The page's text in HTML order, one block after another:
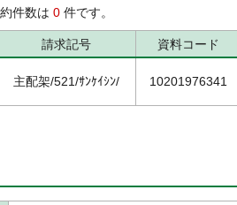
件数は 0 件です。
請求記号 資料コード
主配架/521/ｻﾝｹｲｼﾝ/ 10201976341